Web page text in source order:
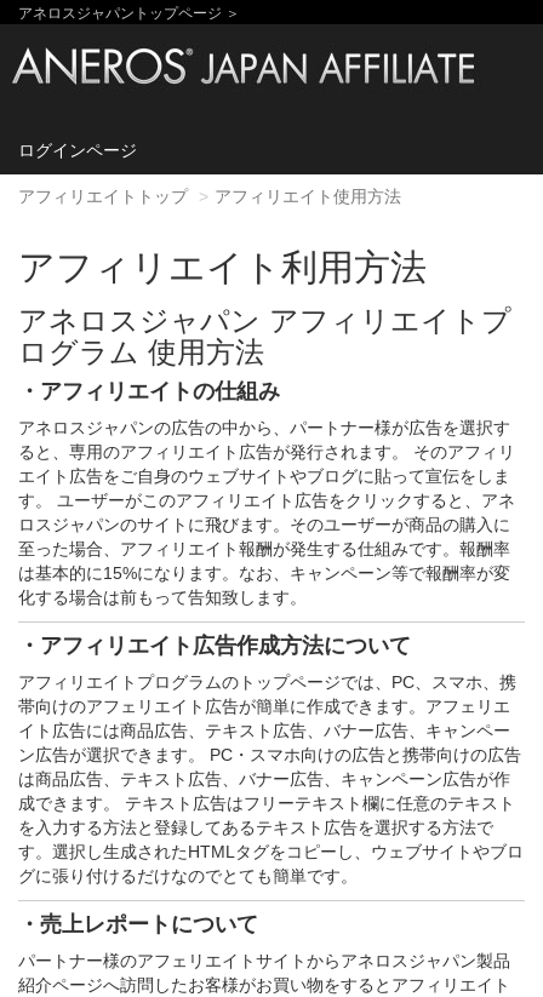
アネロスジャパントップページ ＞
ログインページ
アフィリエイトトップ アフィリエイト使用方法
アフィリエイト利用方法
アネロスジャパン アフィリエイトプ
ログラム 使用方法
・アフィリエイトの仕組み
アネロスジャパンの広告の中から、パートナー様が広告を選択す
ると、専用のアフィリエイト広告が発行されます。 そのアフィリ
エイト広告をご自身のウェブサイトやブログに貼って宣伝をしま
す。 ユーザーがこのアフィリエイト広告をクリックすると、アネ
ロスジャパンのサイトに飛びます。そのユーザーが商品の購入に
至った場合、アフィリエイト報酬が発生する仕組みです。報酬率
は基本的に15%になります。なお、キャンペーン等で報酬率が変
化する場合は前もって告知致します。
・アフィリエイト広告作成方法について
アフィリエイトプログラムのトップページでは、PC、スマホ、携
帯向けのアフェリエイト広告が簡単に作成できます。アフェリエ
イト広告には商品広告、テキスト広告、バナー広告、キャンペー
ン広告が選択できます。 PC・スマホ向けの広告と携帯向けの広告
は商品広告、テキスト広告、バナー広告、キャンペーン広告が作
成できます。 テキスト広告はフリーテキスト欄に任意のテキスト
を入力する方法と登録してあるテキスト広告を選択する方法で
す。選択し生成されたHTMLタグをコピーし、ウェブサイトやブロ
グに張り付けるだけなのでとても簡単です。
・売上レポートについて
パートナー様のアフェリエイトサイトからアネロスジャパン製品
紹介ページへ訪問したお客様がお買い物をするとアフィリエイト